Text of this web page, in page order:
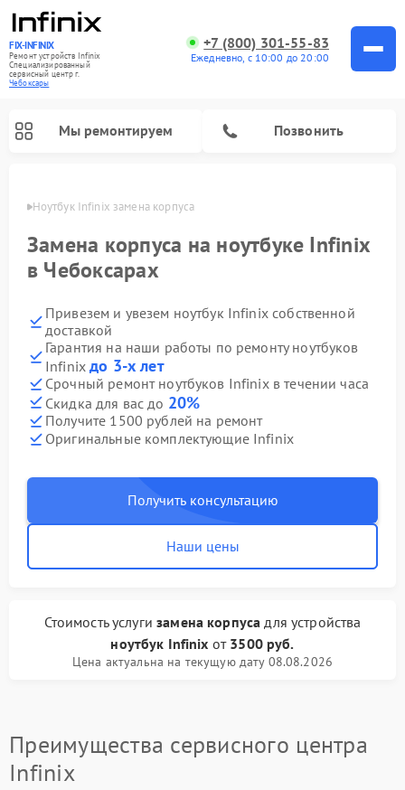
FIX-INFINIX
Ремонт устройств Infinix
Специализированный
cервисный центр г.
Чебоксары
+7 (800) 301-55-83
Ежедневно, с 10:00 до 20:00
Мы ремонтируем Позвонить
Ноутбук Infinix замена корпуса
Замена корпуса на ноутбуке Infinix
в Чебоксарах
Привезем и увезем ноутбук Infinix собственной
доставкой
Гарантия на наши работы по ремонту ноутбуков
Infinixдо 3-х лет
Срочный ремонт ноутбуков Infinix в течении часа
Скидка для вас до 20%
Получите 1500 рублей на ремонт
Оригинальные комплектующие Infinix
Получить консультацию
Наши цены
Стоимость услугизамена корпуса для устройства
ноутбук Infinix от 3500 руб.
Цена актуальна на текущую дату 08.08.2026
Преимущества сервисного центра
Infinix